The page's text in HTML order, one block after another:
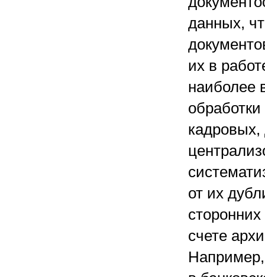
данных,
их в
наиболее
кадровых,
от их
счете
Например,